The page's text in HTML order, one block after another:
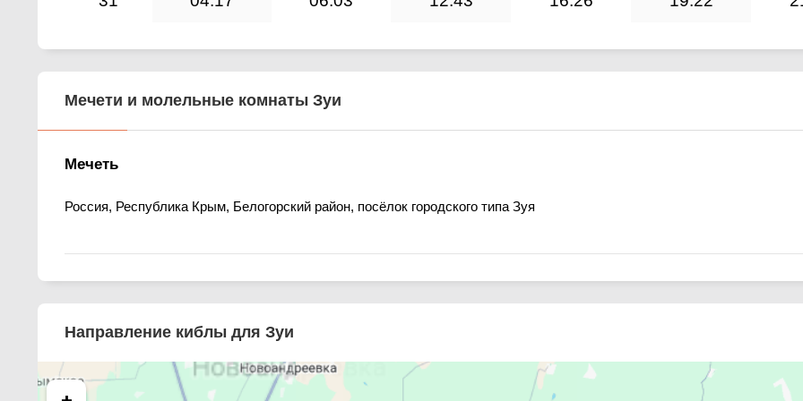
Мечети и молельные комнаты Зуи
Мечеть
Россия, Республика Крым, Белогорский район, посёлок городского типа Зуя
Направление киблы для Зуи